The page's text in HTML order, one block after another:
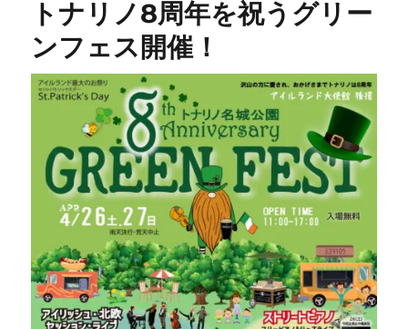
トナリノ8周年を祝うグリー
ンフェス開催！